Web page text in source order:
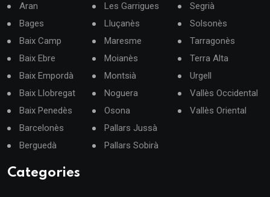
Aran
Bages
Baix Camp
Baix Ebre
Baix Empordà
Baix Llobregat
Baix Penedès
Barcelonès
Berguedà
Les Garrigues
Lluçanès
Maresme
Moianès
Montsià
Noguera
Osona
Pallars Jussà
Pallars Sobirà
Segrià
Solsonès
Tarragonès
Terra Alta
Urgell
Vallès Occidental
Vallès Oriental
Categories